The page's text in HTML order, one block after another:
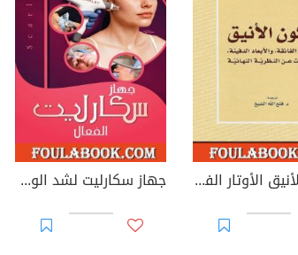
الكون الأنيق الأوتار الفائقة والأبعاد الدفينة والبحث عن النظرية النهائية
جهاز سكارليت لشد الوجه